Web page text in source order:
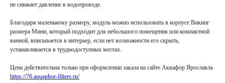
не снижает давление в водопроводе.
Благодаря маленькому размеру, модуль можно использовать в корпусе Викинг
размера Мини, который подходит для небольшого помещения или компактной
ванной, вписывается в интерьер, если нет возможности его скрыть,
устанавливается в труднодоступных местах.
Цена действительна только при оформлении заказа на сайте Аквафор Ярославль
https://76.aquaphor-filters.ru/